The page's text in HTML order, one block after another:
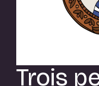
Trois